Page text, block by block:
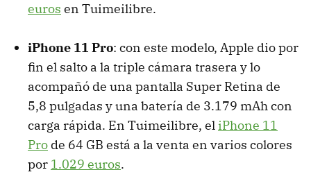
euros en Tuimeilibre.
iPhone 11 Pro: con este modelo, Apple dio por
fin el salto a la triple cámara trasera y lo
acompañó de una pantalla Super Retina de
5,8 pulgadas y una batería de 3.179 mAh con
carga rápida. En Tuimeilibre, el iPhone 11
Pro de 64 GB está a la venta en varios colores
por 1.029 euros.